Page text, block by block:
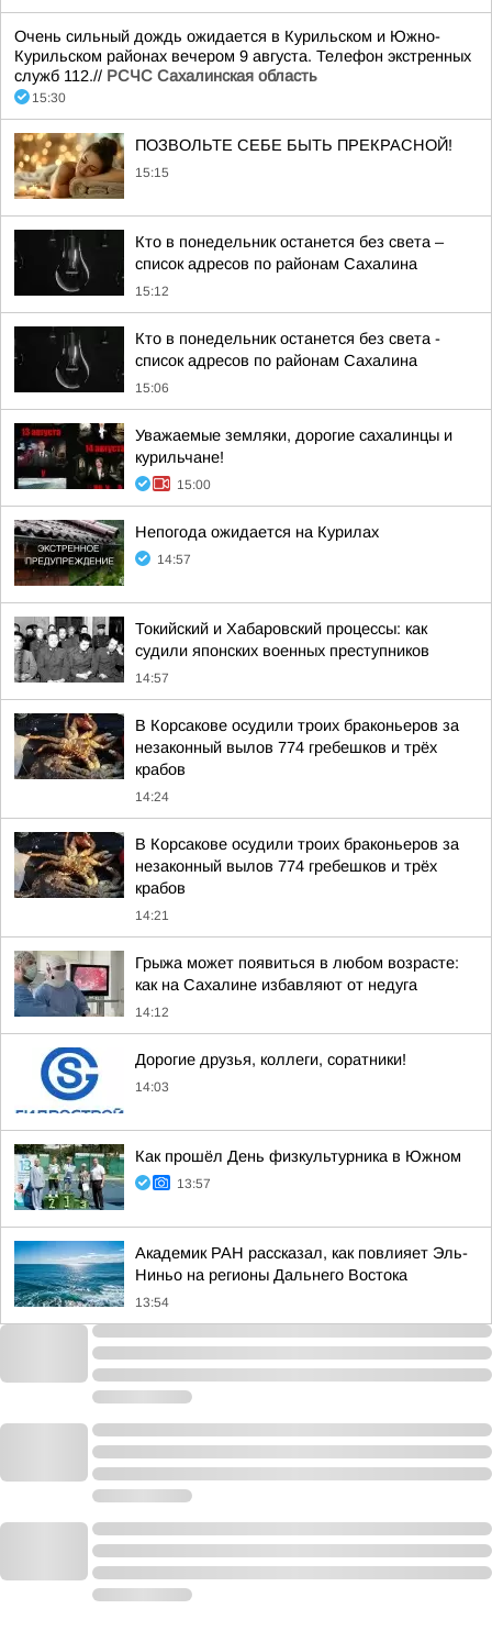
Очень сильный дождь ожидается в Курильском и Южно-
Курильском районах вечером 9 августа. Телефон экстренных
служб 112.// РСЧС Сахалинская область
15:30
ПОЗВОЛЬТЕ СЕБЕ БЫТЬ ПРЕКРАСНОЙ!
15:15
Кто в понедельник останется без света –
список адресов по районам Сахалина
15:12
Кто в понедельник останется без света -
список адресов по районам Сахалина
15:06
Уважаемые земляки, дорогие сахалинцы и
курильчане!
15:00
Непогода ожидается на Курилах
14:57
Токийский и Хабаровский процессы: как
судили японских военных преступников
14:57
В Корсакове осудили троих браконьеров за
незаконный вылов 774 гребешков и трёх
крабов
14:24
В Корсакове осудили троих браконьеров за
незаконный вылов 774 гребешков и трёх
крабов
14:21
Грыжа может появиться в любом возрасте:
как на Сахалине избавляют от недуга
14:12
Дорогие друзья, коллеги, соратники!
14:03
Как прошёл День физкультурника в Южном
13:57
Академик РАН рассказал, как повлияет Эль-
Ниньо на регионы Дальнего Востока
13:54